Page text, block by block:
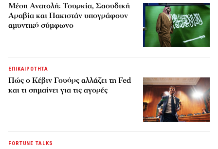
Μέση Ανατολή: Τουρκία, Σαουδική
Αραβία και Πακιστάν υπογράφουν
αμυντικό σύμφωνο
ΕΠΙΚΑΙΡΟΤΗΤΑ
Πώς ο Κέβιν Γουόρς αλλάζει τη Fed
και τι σημαίνει για τις αγορές
FORTUNE TALKS